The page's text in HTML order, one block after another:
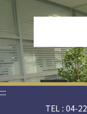
:::
TEL : 04-